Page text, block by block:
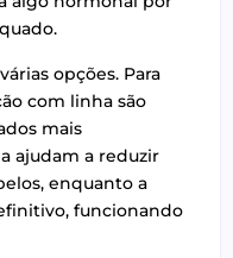
opções. Para
com linha são
mais
ajudam a reduzir
enquanto a
funcionando